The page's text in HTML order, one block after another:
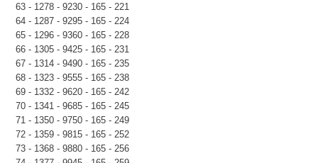
63 - 1278 - 9230 - 165 - 221
64 - 1287 - 9295 - 165 - 224
65 - 1296 - 9360 - 165 - 228
66 - 1305 - 9425 - 165 - 231
67 - 1314 - 9490 - 165 - 235
68 - 1323 - 9555 - 165 - 238
69 - 1332 - 9620 - 165 - 242
70 - 1341 - 9685 - 165 - 245
71 - 1350 - 9750 - 165 - 249
72 - 1359 - 9815 - 165 - 252
73 - 1368 - 9880 - 165 - 256